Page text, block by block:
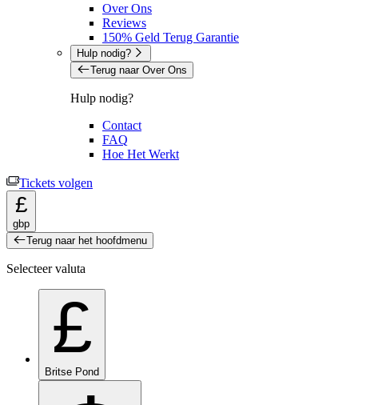
Over Ons
Reviews
150% Geld Terug Garantie
Hulp nodig?
Terug naar Over Ons
Hulp nodig?
Contact
FAQ
Hoe Het Werkt
Tickets volgen
£
gbp
Terug naar het hoofdmenu
Selecteer valuta
£
Britse Pond